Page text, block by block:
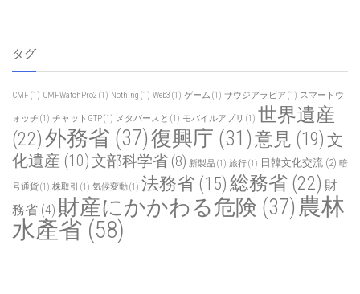
タグ
CMF (1) CMFWatchPro2 (1) Nothing (1) Web3 (1) ゲーム (1) サウジアラビア (1) スマートウ
ォッチ (1) チャットGTP(1) メタバースと (1) モバイルアプリ (1) 世界遺産
(22)外務省 (37)復興庁 (31)意見 (19) 文
化遺産 (10)文部科学省 (8) 新製品(1) 旅行(1) 日韓文化交流 (2) 暗
号通貨(1) 株取引 (1) 気候変動(1) 法務省 (15) 総務省 (22) 財
務省 (4) 財産にかかわる危険 (37) 農林
水產省 (58)